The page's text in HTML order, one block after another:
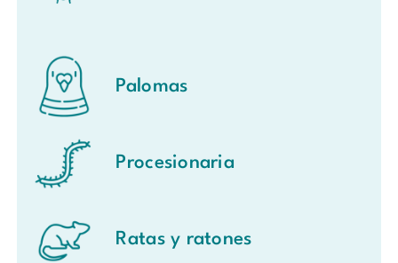
Palomas
Procesionaria
Ratas y ratones